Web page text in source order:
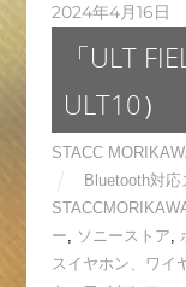
2024年4月16日
「ULT
ULT10）
STACC
Bluetooth対応
ー
ソニーストア
スイヤホン、ワイ